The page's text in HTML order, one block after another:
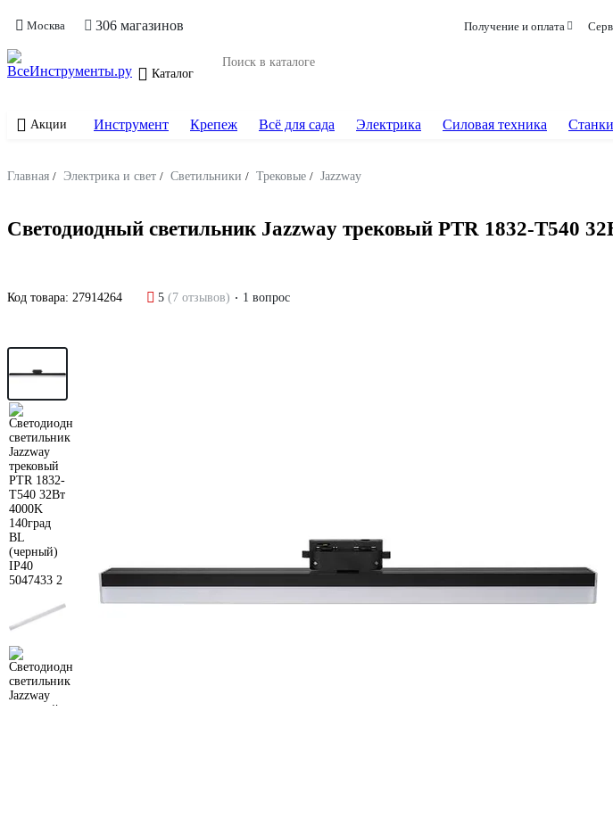
Москва 306 магазинов Получение и оплата
Каталог
Акции Инструмент Крепеж Всё для сада Электрика Силовая техника Станки
Главная / Электрика и свет / Светильники / Трековые / Jazzway
Светодиодный светильник Jazzway трековый PTR 1832-T540
Код товара: 27914264 5 (7 отзывов) 1 вопрос